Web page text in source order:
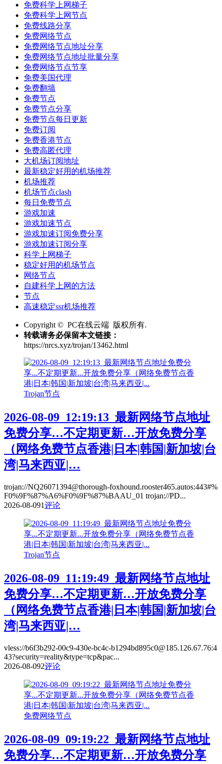
免费科学上网梯子
免费科学上网节点
免费线路分享
免费网络节点
免费网络节点地址分享
免费网络节点地址批量分享
免费网络节点节享
免费美国代理
免费翻墙
免费节点
免费节点分享
免费节点每日更新
免费订阅
免费香港节点
免费高匿代理
大机场订阅地址
最新稳定好用的机场推荐
机场推荐
机场节点clash
每日免费节点
游戏加速
游戏加速节点
游戏加速订阅免费分享
游戏加速订阅分享
科学上网梯子
稳定好用的机场节点
网络节点
自建科学上网的方法
节点
高速稳定ssr机场推荐
Copyright © PC在线云端 版权所有.
转载请务必保留本文链接：
https://nrcs.xyz/trojan/13462.html
Trojan节点
2026-08-09_12:19:13_最新网络节点地址
免费分享…不定期更新…开放免费分享
（网络免费节点香港|日本|韩国|新加坡|台
湾|马来西亚|…
trojan://NQ26071394@thorough-foxhound.rooster465.autos:443#%
F0%9F%87%A6%F0%9F%87%BAAU_01 trojan://PD...
2026-08-091评论
Trojan节点
2026-08-09_11:19:49_最新网络节点地址
免费分享…不定期更新…开放免费分享
（网络免费节点香港|日本|韩国|新加坡|台
湾|马来西亚|…
vless://b6f3b292-00c9-430e-bc4c-b1294bd895c0@185.126.67.76:4
43?security=reality&type=tcp&pac...
2026-08-092评论
免费网络节点
2026-08-09_09:19:22_最新网络节点地址
免费分享…不定期更新…开放免费分享